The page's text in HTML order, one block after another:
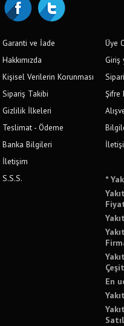
Garanti ve İade
Hakkımızda
Kişisel Verilerin Korunması
Sipariş Takibi
Gizlilik İlkeleri
Teslimat - Ödeme
Banka Bilgileri
İletişim
S.S.S.
Üye
Giriş
Şifre
*
En